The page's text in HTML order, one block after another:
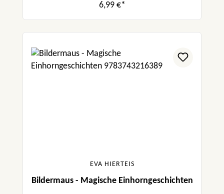
6,99 €*
EVA HIERTEIS
Bildermaus - Magische Einhorngeschichten